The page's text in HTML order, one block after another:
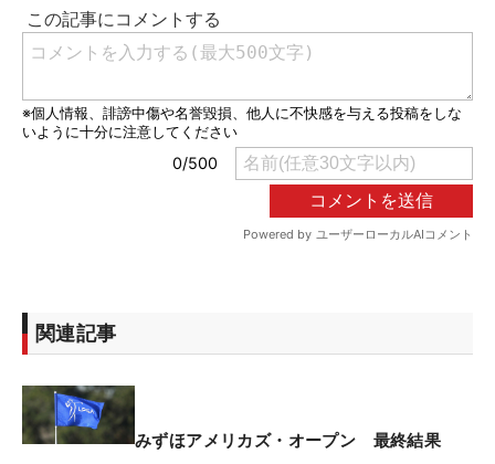
関連記事
みずほアメリカズ・オープン 最終結果